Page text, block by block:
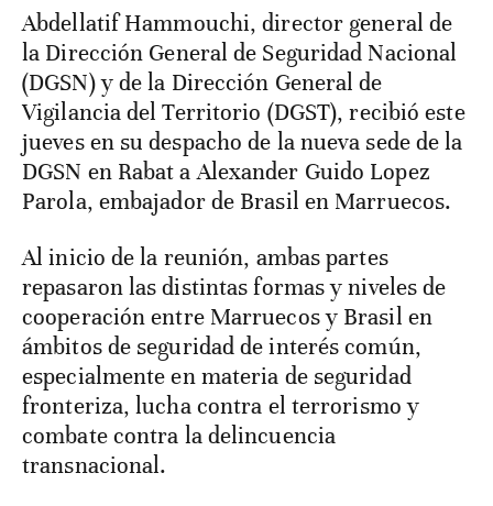
Abdellatif Hammouchi, director general de
la Dirección General de Seguridad Nacional
(DGSN) y de la Dirección General de
Vigilancia del Territorio (DGST), recibió este
jueves en su despacho de la nueva sede de la
DGSN en Rabat a Alexander Guido Lopez
Parola, embajador de Brasil en Marruecos.
Al inicio de la reunión, ambas partes
repasaron las distintas formas y niveles de
cooperación entre Marruecos y Brasil en
ámbitos de seguridad de interés común,
especialmente en materia de seguridad
fronteriza, lucha contra el terrorismo y
combate contra la delincuencia
transnacional.